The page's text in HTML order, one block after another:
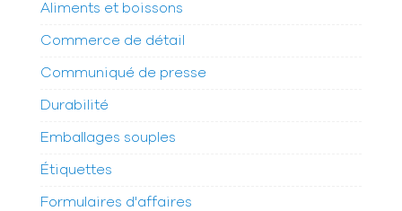
Aliments et boissons
Commerce de détail
Communiqué de presse
Durabilité
Emballages souples
Étiquettes
Formulaires d'affaires